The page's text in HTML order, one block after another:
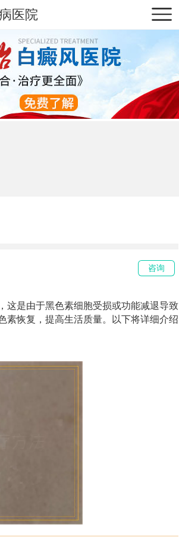
医院
咨询
这是由于黑色素细胞受损或功能减退导致
素恢复，提高生活质量。以下将详细介绍